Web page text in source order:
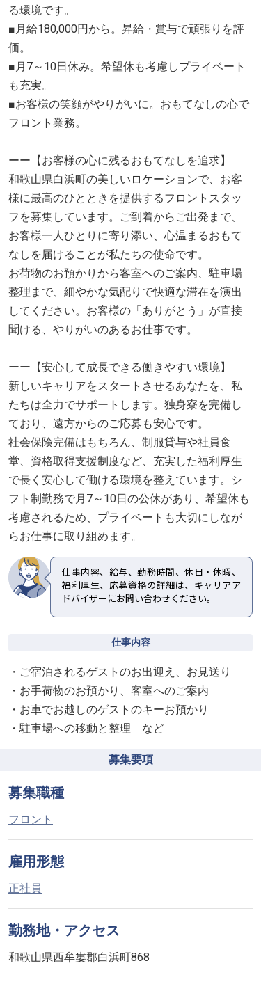
る環境です。
■月給180,000円から。昇給・賞与で頑張りを評
価。
■月7～10日休み。希望休も考慮しプライベート
も充実。
■お客様の笑顔がやりがいに。おもてなしの心で
フロント業務。
ーー【お客様の心に残るおもてなしを追求】
和歌山県白浜町の美しいロケーションで、お客
様に最高のひとときを提供するフロントスタッ
フを募集しています。ご到着からご出発まで、
お客様一人ひとりに寄り添い、心温まるおもて
なしを届けることが私たちの使命です。
お荷物のお預かりから客室へのご案内、駐車場
整理まで、細やかな気配りで快適な滞在を演出
してください。お客様の「ありがとう」が直接
聞ける、やりがいのあるお仕事です。
ーー【安心して成長できる働きやすい環境】
新しいキャリアをスタートさせるあなたを、私
たちは全力でサポートします。独身寮を完備し
ており、遠方からのご応募も安心です。
社会保険完備はもちろん、制服貸与や社員食
堂、資格取得支援制度など、充実した福利厚生
で長く安心して働ける環境を整えています。シ
フト制勤務で月7～10日の公休があり、希望休も
考慮されるため、プライベートも大切にしなが
らお仕事に取り組めます。
仕事内容、給与、勤務時間、休日・休暇、
福利厚生、応募資格の詳細は、キャリアア
ドバイザーにお問い合わせください。
仕事内容
・ご宿泊されるゲストのお出迎え、お見送り
・お手荷物のお預かり、客室へのご案内
・お車でお越しのゲストのキーお預かり
・駐車場への移動と整理 など
募集要項
募集職種
フロント
雇用形態
正社員
勤務地・アクセス
和歌山県西牟婁郡白浜町868